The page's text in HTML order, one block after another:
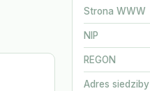
Strona WWW
NIP
REGON
Adres siedziby